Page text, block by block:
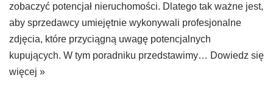
zobaczyć potencjał nieruchomości. Dlatego tak ważne jest,
aby sprzedawcy umiejętnie wykonywali profesjonalne
zdjęcia, które przyciągną uwagę potencjalnych
kupujących. W tym poradniku przedstawimy… Dowiedz się
więcej »